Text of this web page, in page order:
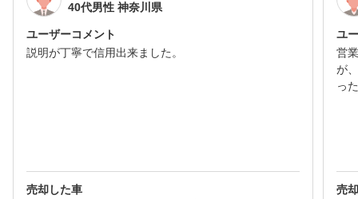
40代男性 神奈川県
ユーザーコメント
説明が丁寧で信用出来ました。
売却した車
ユ
営
が
っ
売